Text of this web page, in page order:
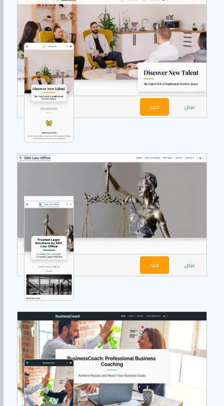
عرض اختيار
عرض اختيار